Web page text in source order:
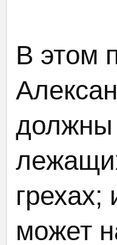
В этом
должны
может